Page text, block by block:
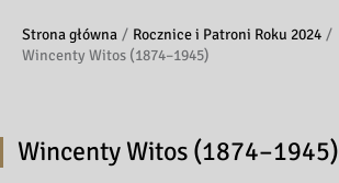
Strona główna
Rocznice i Patroni Roku 2024
Wincenty Witos (1874–1945)
Wincenty Witos (1874–1945)